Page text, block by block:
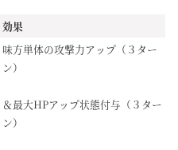
効果
味方単体の攻撃力アップ（３ター
ン）
＆最大HPアップ状態付与（３ター
ン）